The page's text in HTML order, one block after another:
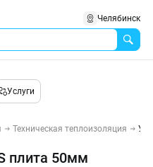
Челябинск
Услуги
Техническая теплоизоляция
плита 50мм